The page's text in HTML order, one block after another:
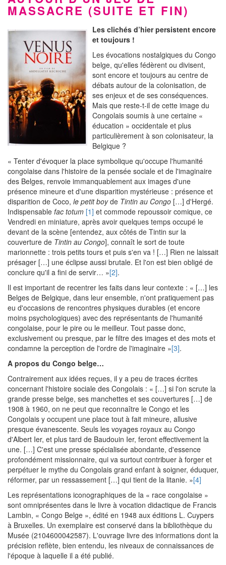
MASSACRE (SUITE ET FIN)
Les clichés d’hier persistent encore
et toujours !
Les évocations nostalgiques du Congo
belge, qu'elles fédèrent ou divisent,
sont encore et toujours au centre de
débats autour de la colonisation, de
ses enjeux et de ses conséquences.
Mais que reste-t-il de cette image du
Congolais soumis à une certaine «
éducation » occidentale et plus
particulièrement à son colonisateur, la
Belgique ?
« Tenter d'évoquer la place symbolique qu'occupe l'humanité
congolaise dans l'histoire de la pensée sociale et de l'imaginaire
des Belges, renvoie immanquablement aux images d'une
présence mineure et d'une disparition mystérieuse : présence et
disparition de Coco, le petit boyde Tintin au Congo […] d'Hergé.
Indispensable fac totum [1] et commode repoussoir comique, ce
Vendredi en miniature, après avoir quelques temps occupé le
devant de la scène [entendez, aux côtés de Tintin sur la
couverture de Tintin au Congo], connaît le sort de toute
marionnette : trois petits tours et puis s'en va ! […] Rien ne laissait
présager […] une éclipse aussi brutale. Et l'on est bien obligé de
conclure qu'il a fini de servir… »[2].
Il est important de recentrer les faits dans leur contexte : « […] les
Belges de Belgique, dans leur ensemble, n'ont pratiquement pas
eu d'occasions de rencontres physiques durables (et encore
moins psychologiques) avec des représentants de l'humanité
congolaise, pour le pire ou le meilleur. Tout passe donc,
exclusivement ou presque, par le filtre des images et des mots et
condamne la perception de l'ordre de l'imaginaire »[3].
A propos du Congo belge…
Contrairement aux idées reçues, il y a peu de traces écrites
concernant l'histoire sociale des Congolais : « […] si l'on scrute la
grande presse belge, ses manchettes et ses couvertures […] de
1908 à 1960, on ne peut que reconnaître le Congo et les
Congolais y occupent une place tout à fait mineure, allusive
presque évanescente. Seuls les voyages royaux au Congo
d'Albert Ier, et plus tard de Baudouin Ier, feront effectivement la
une. […] C'est une presse spécialisée abondante, d'essence
profondément missionnaire, qui va surtout contribuer à forger et
perpétuer le mythe du Congolais grand enfant à soigner, éduquer,
réformer, par un ressassement […] qui tient de la litanie. »[4]
Les représentations iconographiques de la « race congolaise »
sont omniprésentes dans le livre à vocation didactique de Francis
Lambin, « Congo Belge », édité en 1948 aux éditions L. Cuypers
à Bruxelles. Un exemplaire est conservé dans la bibliothèque du
Musée (2104600042587). L'ouvrage livre des informations dont la
précision reflète, bien entendu, les niveaux de connaissances de
l'époque à laquelle il a été publié.